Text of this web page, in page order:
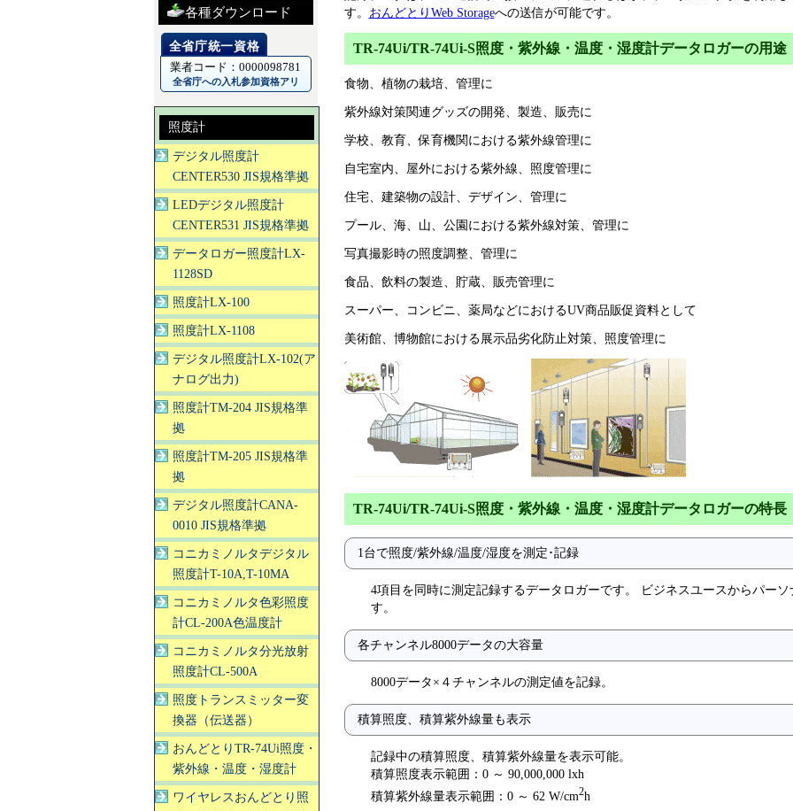
す。 おんどとりWeb Storageへの送信が可能です。
TR-74Ui/TR-74Ui-S照度・紫外線・温度・湿度計データロガーの用途
食物、植物の栽培、管理に
紫外線対策関連グッズの開発、製造、販売に
学校、教育、保育機関における紫外線管理に
自宅室内、屋外における紫外線、照度管理に
住宅、建築物の設計、デザイン、管理に
プール、海、山、公園における紫外線対策、管理に
写真撮影時の照度調整、管理に
食品、飲料の製造、貯蔵、販売管理に
スーパー、コンビニ、薬局などにおけるUV商品販促資料として
美術館、博物館における展示品劣化防止対策、照度管理に
TR-74Ui/TR-74Ui-S照度・紫外線・温度・湿度計データロガーの特長
1台で照度/紫外線/温度/湿度を測定･記録
4項目を同時に測定記録するデータロガーです。 ビジネスユースからパー
す。
各チャンネル8000データの大容量
8000データ×４チャンネルの測定値を記録。
積算照度、積算紫外線量も表示
記録中の積算照度、積算紫外線量を表示可能。
積算照度表示範囲：0 ～ 90,000,000 lxh
積算紫外線量表示範囲：0 ～ 62 W/cm2h
各種ダウンロード
業者コード：0000098781
全省庁への入札参加資格アリ
照度計
デジタル照度計
CENTER530 JIS規格準拠
LEDデジタル照度計
CENTER531 JIS規格準拠
データロガー照度計LX-
1128SD
照度計LX-100
照度計LX-1108
デジタル照度計LX-102(ア
ナログ出力)
照度計TM-204 JIS規格準
拠
照度計TM-205 JIS規格準
拠
デジタル照度計CANA-
0010 JIS規格準拠
コニカミノルタデジタル
照度計T-10A,T-10MA
コニカミノルタ色彩照度
計CL-200A色温度計
コニカミノルタ分光放射
照度計CL-500A
照度トランスミッター変
換器（伝送器）
おんどとりTR-74Ui照度・
紫外線・温度・湿度計
ワイヤレスおんどとり照